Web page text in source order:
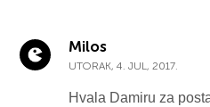
Milos
UTORAK, 4. JUL, 2017.
Hvala Damiru za